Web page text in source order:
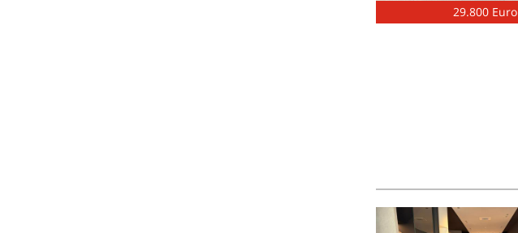
29.800 Euro